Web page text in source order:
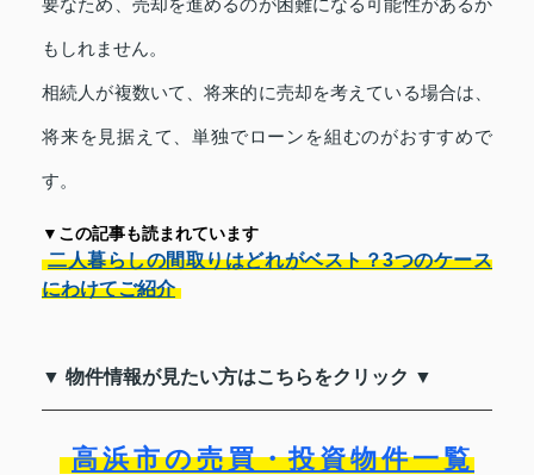
もしれません。
相続人が複数いて、将来的に売却を考えている場合は、
将来を見据えて、単独でローンを組むのがおすすめで
す。
▼この記事も読まれています
二人暮らしの間取りはどれがベスト？3つのケース
にわけてご紹介
▼ 物件情報が見たい方はこちらをクリック ▼
高浜市の売買・投資物件一覧